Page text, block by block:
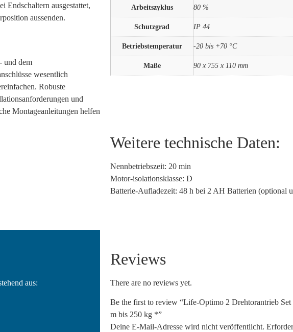
Endschaltern ausgestattet,
aussenden.
und dem
wesentlich
Robuste
und
Montageanleitungen helfen
Arbeitszyklus 80 %
Schutzgrad IP 44
Betriebstemperatur -20 bis +70 °C
Maße 90 x 755 x 110 mm
Weitere technische Daten:
Nennbetriebszeit: 20 min
Motor-isolationsklasse: D
Batterie-Aufladezeit: 48 h bei 2 AH Batterien (optional
aus:
Reviews
There are no reviews yet.
Be the first to review “Life-Optimo 2 Drehtorantrieb
m bis 250 kg *”
Deine E-Mail-Adresse wird nicht veröffentlicht.